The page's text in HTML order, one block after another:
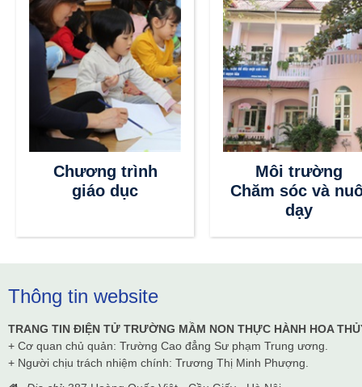
Chương trình
giáo dục
Môi trường
Chăm sóc và
dạy
Thông tin website
TRANG TIN ĐIỆN TỬ TRƯỜNG MẦM NON THỰC HÀNH HOA
+ Cơ quan chủ quản: Trường Cao đẳng Sư phạm Trung ương.
+ Người chịu trách nhiệm chính: Trương Thị Minh Phượng.